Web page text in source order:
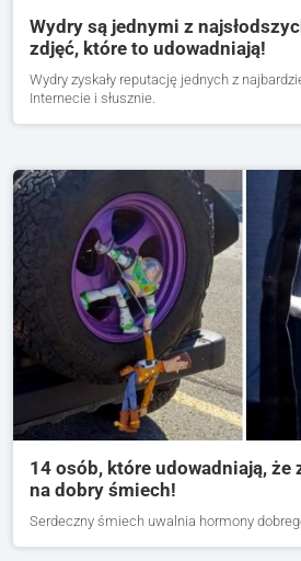
Wydry są jednymi z
zdjęć, które to udowadniają!
Wydry zyskały reputację jednych z
Internecie i słusznie.
14 osób, które udowadniają, że
na dobry śmiech!
Serdeczny śmiech uwalnia hormony